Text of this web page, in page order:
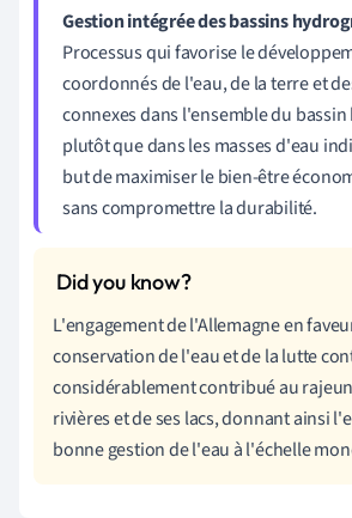
Gestion intégrée des bassins
Processus qui favorise le
coordonnés de l'eau, de la terre et
connexes dans l'ensemble du
plutôt que dans les masses d'eau
but de maximiser le bien-être
sans compromettre la durabilité.
L'engagement de l'Allemagne en
conservation de l'eau et de la lutte
considérablement contribué au
rivières et de ses lacs, donnant ainsi
bonne gestion de l'eau à l'échelle